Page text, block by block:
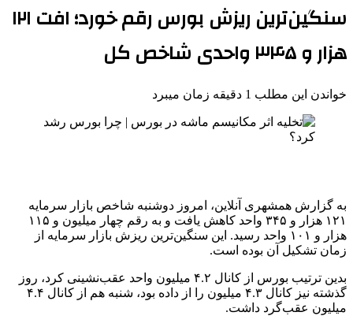
سنگین‌ترین ریزش بورس رقم خورد؛ افت ۱۲۱
هزار و ۳۴۵ واحدی شاخص کل
خواندن این مطلب 1 دقیقه زمان میبرد
به گزارش همشهری آنلاین، امروز دوشنبه شاخص بازار سرمایه
۱۲۱ هزار و ۳۴۵ واحد کاهش یافت و به رقم چهار میلیون و ۱۱۵
هزار و ۱۰۱ واحد رسید. این سنگین‌ترین ریزش بازار سرمایه از
زمان تشکیل آن بوده است.
بدین ترتیب بورس از کانال ۴.۲ میلیون واحد عقب‌نشینی کرد، روز
گذشته نیز کانال ۴.۳ میلیون را از داده بود، شنبه هم از کانال ۴.۴
میلیون عقب‌گرد داشت.